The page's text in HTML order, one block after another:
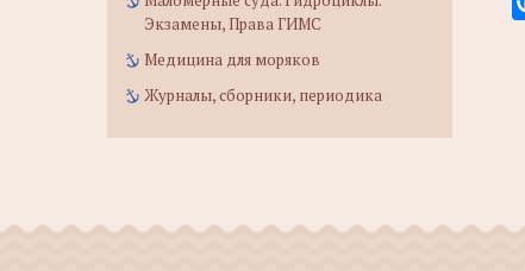
Экзамены, Права ГИМС
Медицина для моряков
Журналы, сборники, периодика